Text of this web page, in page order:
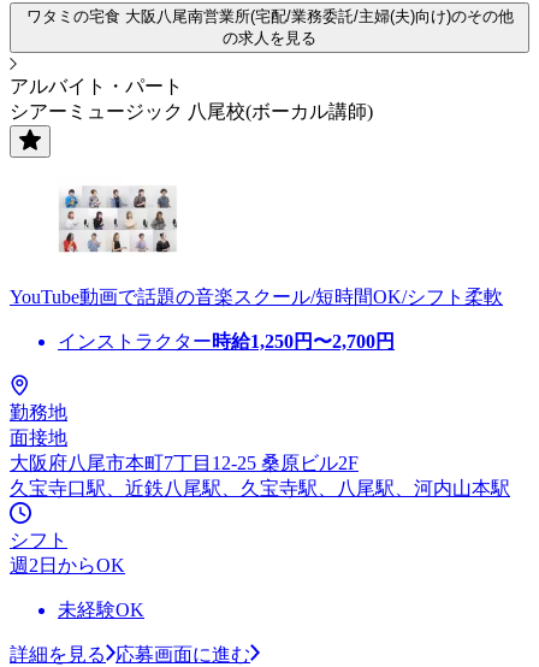
ワタミの宅食 大阪八尾南営業所(宅配/業務委託/主婦(夫)向け)のその他
の求人を見る
アルバイト・パート
シアーミュージック 八尾校(ボーカル講師)
YouTube動画で話題の音楽スクール/短時間OK/シフト柔軟
インストラクター時給1,250円〜2,700円
勤務地
面接地
大阪府八尾市本町7丁目12-25 桑原ビル2F
久宝寺口駅、近鉄八尾駅、久宝寺駅、八尾駅、河内山本駅
シフト
週2日からOK
未経験OK
詳細を見る
応募画面に進む